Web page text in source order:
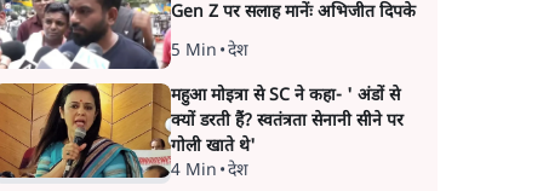
Gen Z पर सलाह मानेंः अभिजीत दिपके
5 Min •देश
महुआ मोइत्रा से SC ने कहा- ' अंडों से
क्यों डरती हैं? स्वतंत्रता सेनानी सीने पर
गोली खाते थे'
4 Min •देश